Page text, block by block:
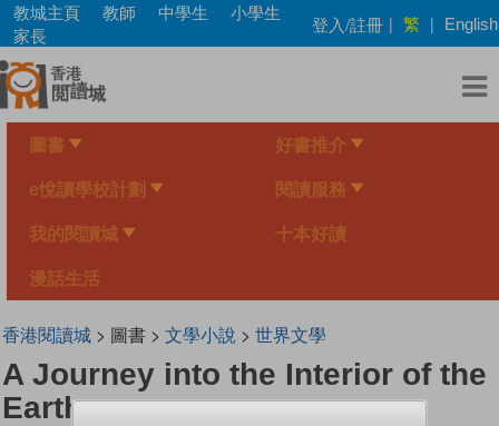
Skip
main
content
教城主頁 教師 中學生
小學生
家長
登入/註冊 | 繁 | English
圖書 好書推介
e悅讀學校計劃 閱讀服務
我的閱讀城 十本好讀
漫話生活
香港閱讀城> 圖書 > 文學小說 > 世界文學
A Journey into the Interior of the
Earth